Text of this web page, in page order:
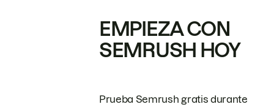
EMPIEZA CON
SEMRUSH HOY
Prueba Semrush gratis durante